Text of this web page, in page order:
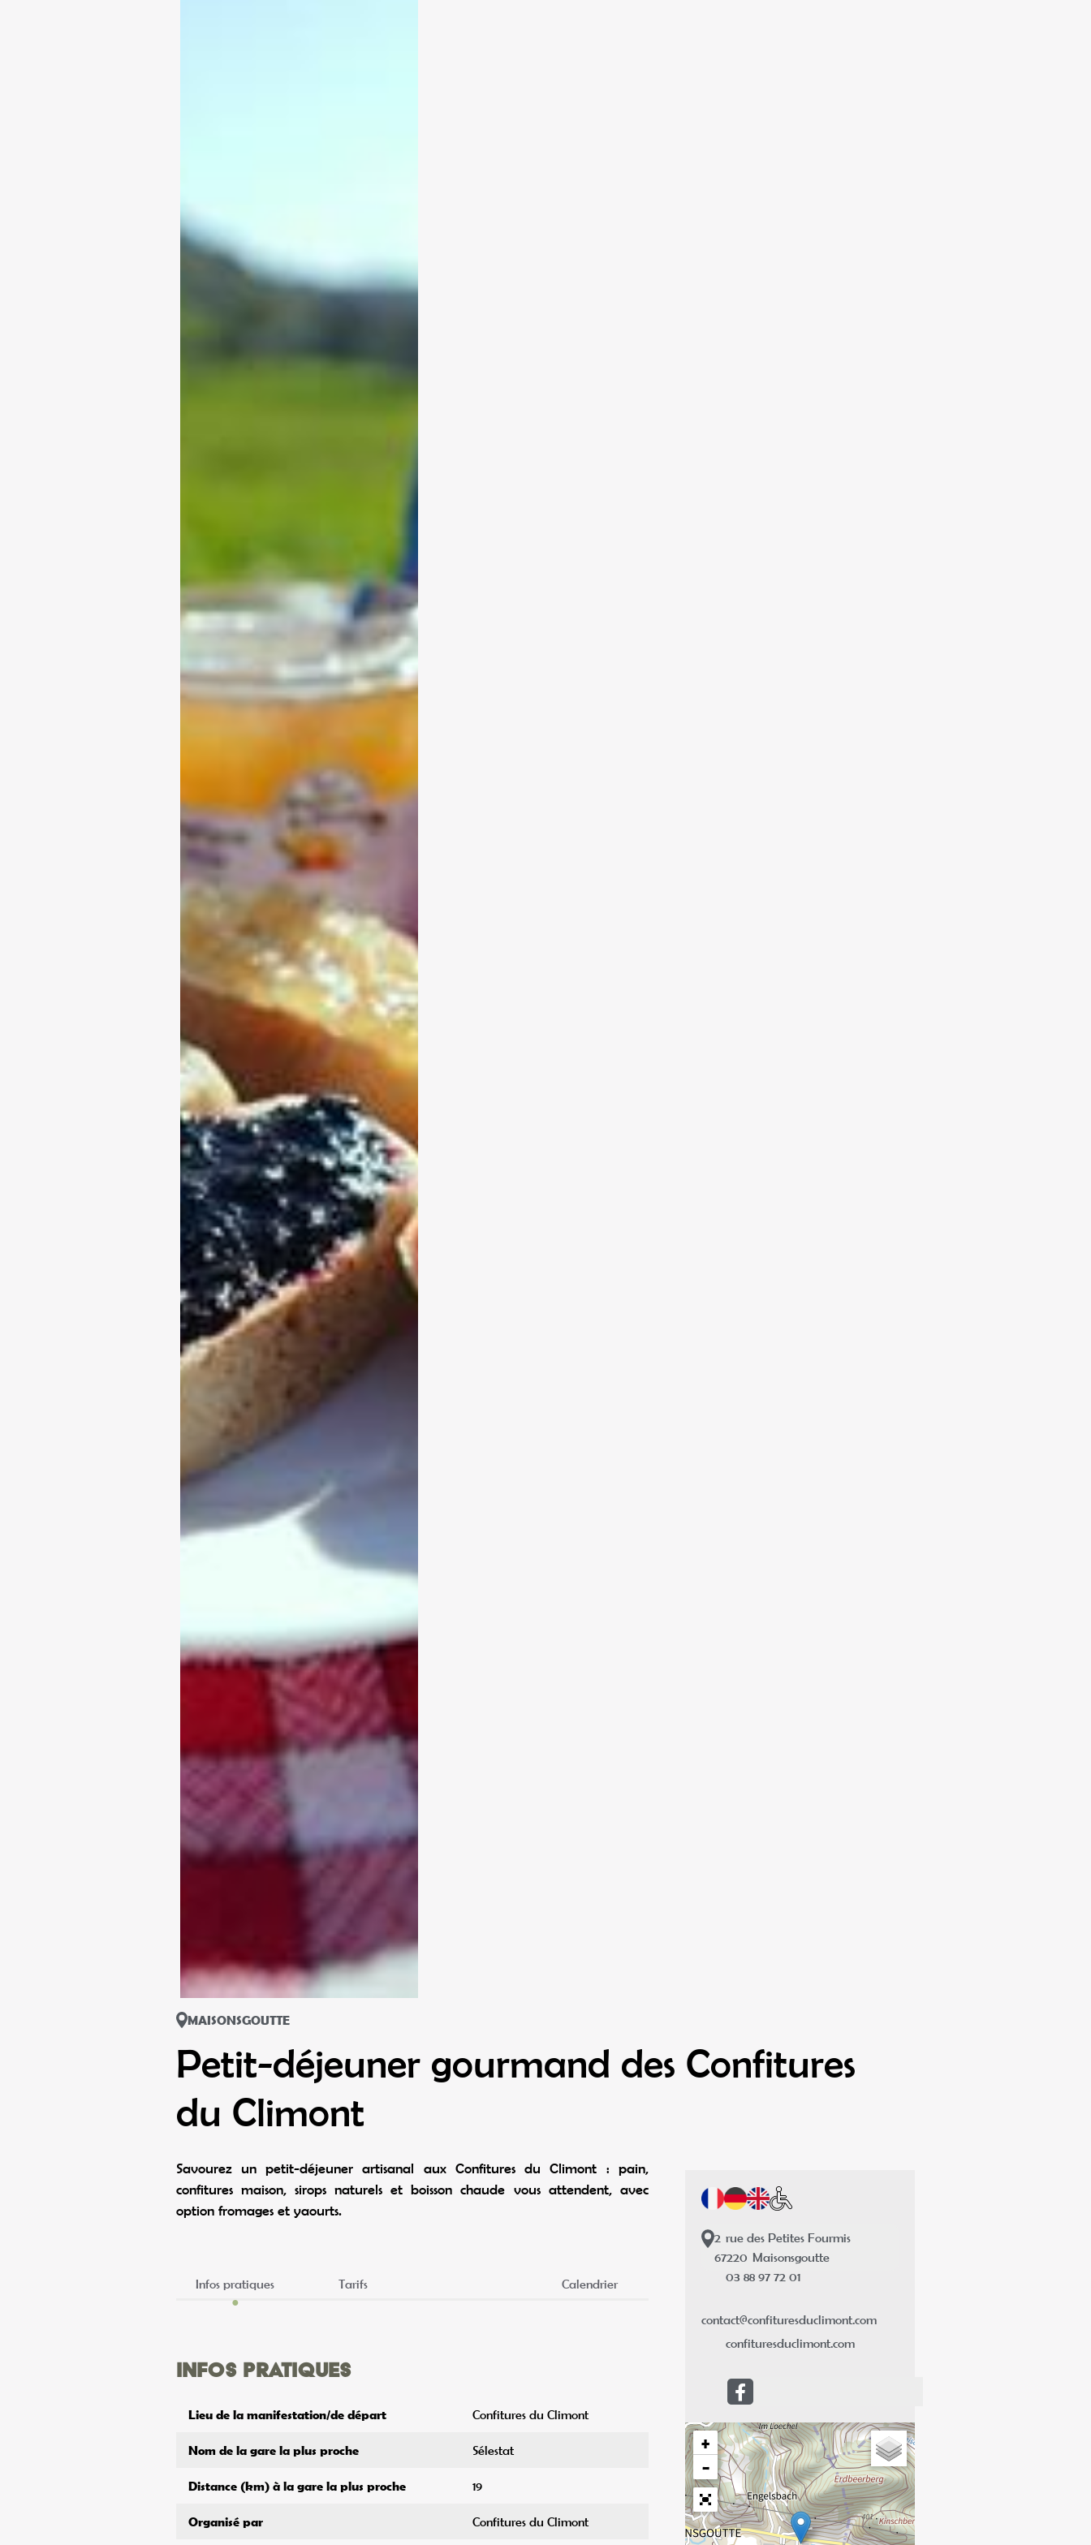
MAISONSGOUTTE
Petit-déjeuner gourmand des Confitures
du Climont
Savourez un petit-déjeuner artisanal aux Confitures du Climont : pain,
confitures maison, sirops naturels et boisson chaude vous attendent, avec
option fromages et yaourts.
Infos pratiques Tarifs Calendrier
Infos pratiques
Lieu de la manifestation/de départ Confitures du Climont
Nom de la gare la plus proche Sélestat
Distance (km) à la gare la plus proche 19
Organisé par Confitures du Climont
2 rue des Petites Fourmis
67220 Maisonsgoutte
03 88 97 72 01
contact@confituresduclimont.com
confituresduclimont.com
+
−